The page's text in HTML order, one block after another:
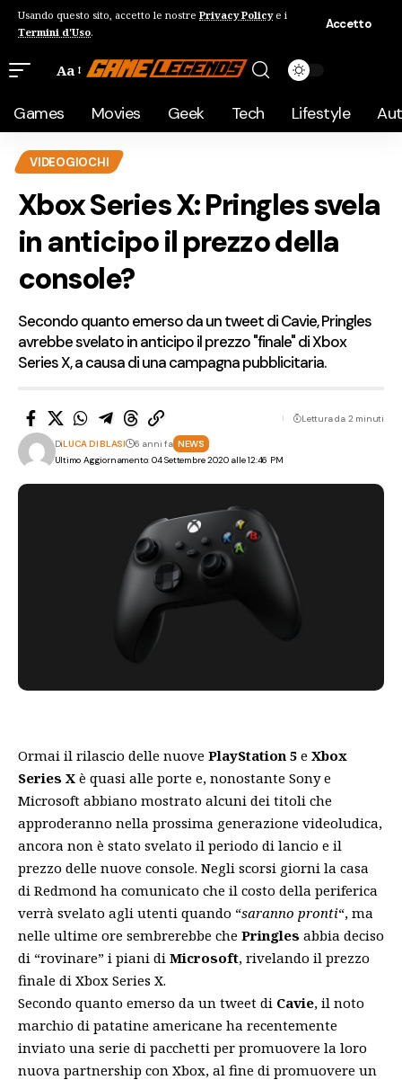
Usando questo sito, accetto le nostre Privacy Policye i
Termini d'Uso.
Accetto
Aa
Games Movies Geek Tech Lifestyle
VIDEOGIOCHI
Xbox Series X: Pringles svela
in anticipo il prezzo della
console?
Secondo quanto emerso da un tweet di Cavie, Pringles
avrebbe svelato in anticipo il prezzo "finale" di Xbox
Series X, a causa di una campagna pubblicitaria.
Ultimo Aggiornamento: 04 Settembre 2020 alle 12:46 PM
DiLUCA DI BLASI 6 anni fa NEWS
Lettura da 2 minuti
Ormai il rilascio delle nuove PlayStation 5 e Xbox
Series X è quasi alle porte e, nonostante Sony e
Microsoft abbiano mostrato alcuni dei titoli che
approderanno nella prossima generazione videoludica,
ancora non è stato svelato il periodo di lancio e il
prezzo delle nuove console. Negli scorsi giorni la casa
di Redmond ha comunicato che il costo della periferica
verrà svelato agli utenti quando “saranno pronti“, ma
nelle ultime ore sembrerebbe che Pringles abbia deciso
di “rovinare” i piani di Microsoft, rivelando il prezzo
finale di Xbox Series X.
Secondo quanto emerso da un tweet di Cavie, il noto
marchio di patatine americane ha recentemente
inviato una serie di pacchetti per promuovere la loro
nuova partnership con Xbox, al fine di promuovere un